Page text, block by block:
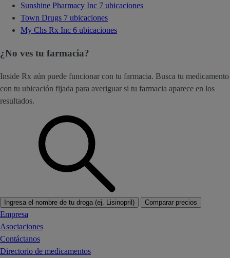
Sunshine Pharmacy Inc 7 ubicaciones
Town Drugs 7 ubicaciones
My Chs Rx Inc 6 ubicaciones
¿No ves tu farmacia?
Inside Rx aún puede funcionar con tu farmacia. Busca tu medicamento
con tu ubicación fijada para averiguar si tu farmacia aparece en los
resultados.
Ingresa el nombre de tu droga (ej. Lisinopril) Comparar precios
Empresa
Asociaciones
Contáctanos
Directorio de medicamentos